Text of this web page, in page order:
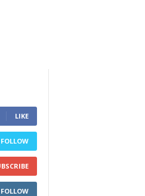
LIKE
FOLLOW
FOLLOW